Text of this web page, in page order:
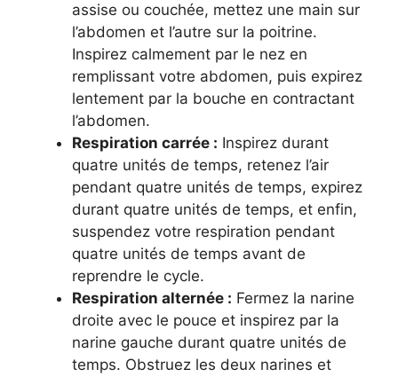
assise ou couchée, mettez une main sur
l’abdomen et l’autre sur la poitrine.
Inspirez calmement par le nez en
remplissant votre abdomen, puis expirez
lentement par la bouche en contractant
l’abdomen.
Respiration carrée : Inspirez durant
quatre unités de temps, retenez l’air
pendant quatre unités de temps, expirez
durant quatre unités de temps, et enfin,
suspendez votre respiration pendant
quatre unités de temps avant de
reprendre le cycle.
Respiration alternée : Fermez la narine
droite avec le pouce et inspirez par la
narine gauche durant quatre unités de
temps. Obstruez les deux narines et